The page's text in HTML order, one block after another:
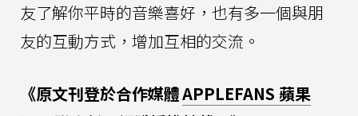
友了解你平時的音樂喜好，也有多一個與朋
友的互動方式，增加互相的交流。
《原文刊登於合作媒體APPLEFANS 蘋果